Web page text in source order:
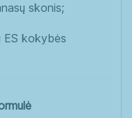
skonis;
ES kokybės